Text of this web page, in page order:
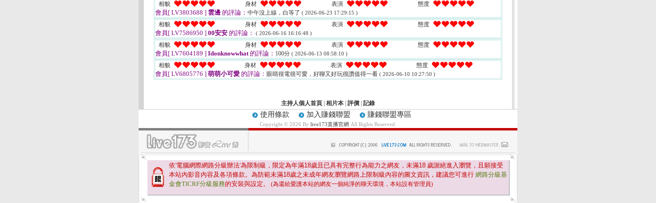
相貌 身材 表演 態度
會員[ LV3803688 ] 雲邊 的評論： 中午沒上線，白等了 ( 2026-06-23 17:29:15 )
相貌 身材 表演 態度
會員[ LV7586950 ] 00安安 的評論： ( 2026-06-16 16:16:48 )
相貌 身材 表演 態度
會員[ LV7604189 ] Idonknowwhat的評論： 100分 ( 2026-06-13 08:58:10 )
相貌 身材 表演 態度
會員[ LV6805776 ] 萌萌小可愛 的評論： 眼睛很電很可愛，好聊又好玩很讚值得一看 ( 2026-06-10 10:27:50 )
主持人個人首頁 相片本 評價 記錄
使用條款 加入賺錢聯盟 賺錢聯盟專區
Copyright © 2026 By live173直播官網 All Rights Reserved.
依'電腦網際網路分級辦法'為限制級，限定為年滿18歲且已具有完整行為能力之網友，未滿18 歲謝絕進入瀏覽，且願接受
本站內影音內容及各項條款。為防範未滿18歲之未成年網友瀏覽網路上限制級內容的圖文資訊，建議您可進行 網路分級基
金會TICRF分級服務的安裝與設定。 (為還給愛護本站的網友一個純淨的聊天環境，本站設有管理員)